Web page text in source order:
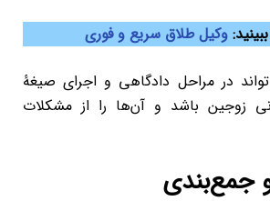
وکیل طلاق سریع و فوری
در مراحل دادگاهی و اجرای صیغۀ
زوجین باشد و آن‌ها را از مشکلات
جمع‌بندی